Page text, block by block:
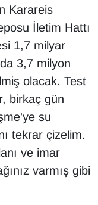
Karareis
İletim Hattı
1,7 milyar
3,7 milyon
olacak. Test
birkaç gün
su
tekrar çizelim.
ve imar
varmış gibi